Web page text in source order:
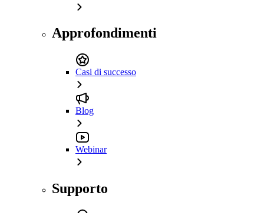
Approfondimenti
Casi di successo
Blog
Webinar
Supporto